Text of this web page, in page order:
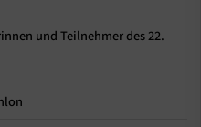
und Teilnehmer des 22.